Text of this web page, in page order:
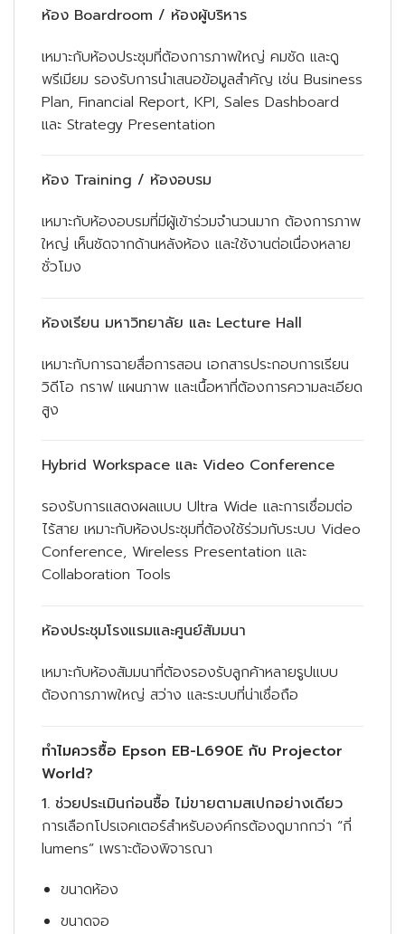
ห้อง Boardroom / ห้องผู้บริหาร
เหมาะกับห้องประชุมที่ต้องการภาพใหญ่ คมชัด และดู
พรีเมียม รองรับการนำเสนอข้อมูลสำคัญ เช่น Business
Plan, Financial Report, KPI, Sales Dashboard
และ Strategy Presentation
ห้อง Training / ห้องอบรม
เหมาะกับห้องอบรมที่มีผู้เข้าร่วมจำนวนมาก ต้องการภาพ
ใหญ่ เห็นชัดจากด้านหลังห้อง และใช้งานต่อเนื่องหลาย
ชั่วโมง
ห้องเรียน มหาวิทยาลัย และ Lecture Hall
เหมาะกับการฉายสื่อการสอน เอกสารประกอบการเรียน
วิดีโอ กราฟ แผนภาพ และเนื้อหาที่ต้องการความละเอียด
สูง
Hybrid Workspace และ Video Conference
รองรับการแสดงผลแบบ Ultra Wide และการเชื่อมต่อ
ไร้สาย เหมาะกับห้องประชุมที่ต้องใช้ร่วมกับระบบ Video
Conference, Wireless Presentation และ
Collaboration Tools
ห้องประชุมโรงแรมและศูนย์สัมมนา
เหมาะกับห้องสัมมนาที่ต้องรองรับลูกค้าหลายรูปแบบ
ต้องการภาพใหญ่ สว่าง และระบบที่น่าเชื่อถือ
ทำไมควรซื้อ Epson EB-L690E กับ Projector
World?
1. ช่วยประเมินก่อนซื้อ ไม่ขายตามสเปกอย่างเดียว
การเลือกโปรเจคเตอร์สำหรับองค์กรต้องดูมากกว่า “กี่
lumens” เพราะต้องพิจารณา
ขนาดห้อง
ขนาดจอ